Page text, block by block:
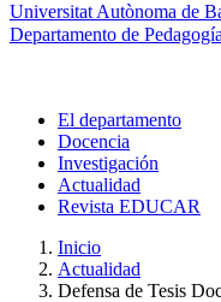
Universitat Autònoma de
Departamento de
El departamento
Docencia
Investigación
Actualidad
Revista EDUCAR
Inicio
Actualidad
Defensa de Tesis